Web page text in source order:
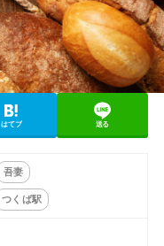
はてブ 送る
吾妻
つくば駅